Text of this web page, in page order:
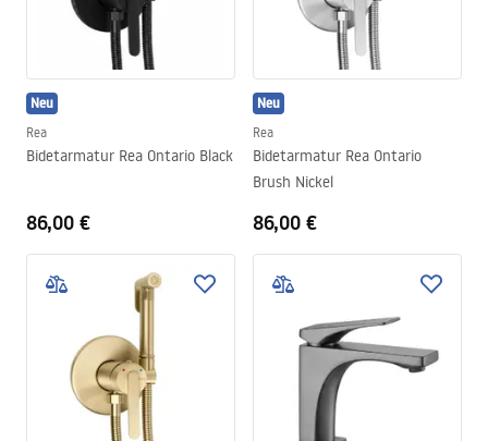
Neu
Rea
Bidetarmatur Rea Ontario Black
86,00 €
Neu
Rea
Bidetarmatur Rea Ontario
Brush Nickel
86,00 €